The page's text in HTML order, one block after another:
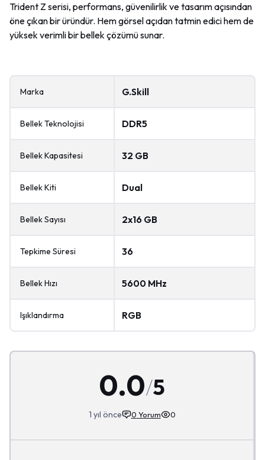
Trident Z serisi, performans, güvenilirlik ve tasarım açısından
öne çıkan bir üründür. Hem görsel açıdan tatmin edici hem de
yüksek verimli bir bellek çözümü sunar.
Marka G.Skill
Bellek Teknolojisi DDR5
Bellek Kapasitesi 32 GB
Bellek Kiti Dual
Bellek Sayısı 2x16 GB
Tepkime Süresi 36
Bellek Hızı 5600 MHz
Işıklandırma RGB
0.0/5
1 yıl önce 0 Yorum 0